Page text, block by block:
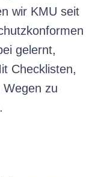
wir KMU seit
gelernt,
Checklisten,
zu